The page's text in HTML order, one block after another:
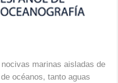
marinas aisladas de
océanos, tanto aguas